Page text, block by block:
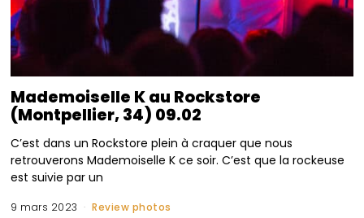
Mademoiselle K au Rockstore
(Montpellier, 34) 09.02
C’est dans un Rockstore plein à craquer que nous
retrouverons Mademoiselle K ce soir. C’est que la rockeuse
est suivie par un
9 mars 2023 Review photos